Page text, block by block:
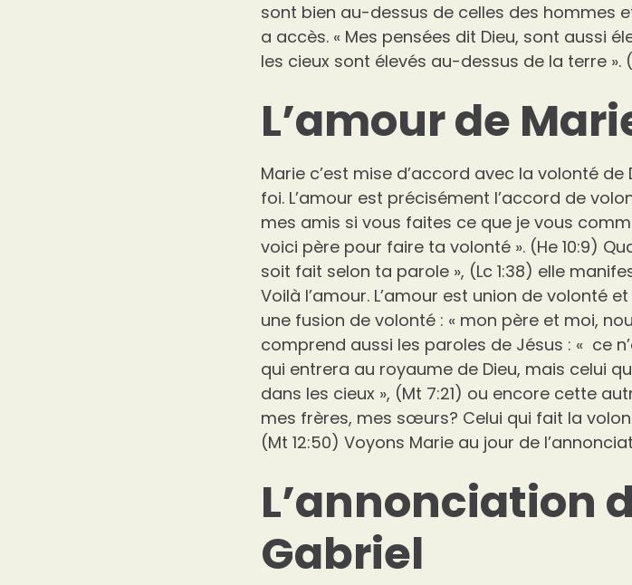
sont bien au-dessus de celles des hommes
a accès. « Mes pensées dit Dieu, sont aussi
les cieux sont élevés au-dessus de la terre ».
L’amour de
Marie c’est mise d’accord avec la volonté
foi. L’amour est précisément l’accord de
mes amis si vous faites ce que je vous
voici père pour faire ta volonté ». (He 10:9)
soit fait selon ta parole », (Lc 1:38) elle
Voilà l’amour. L’amour est union de volonté
une fusion de volonté : « mon père et moi,
comprend aussi les paroles de Jésus : « ce
qui entrera au royaume de Dieu, mais celui
dans les cieux », (Mt 7:21) ou encore cette
mes frères, mes sœurs? Celui qui fait la
(Mt 12:50) Voyons Marie au jour de
L’annonciation
Gabriel